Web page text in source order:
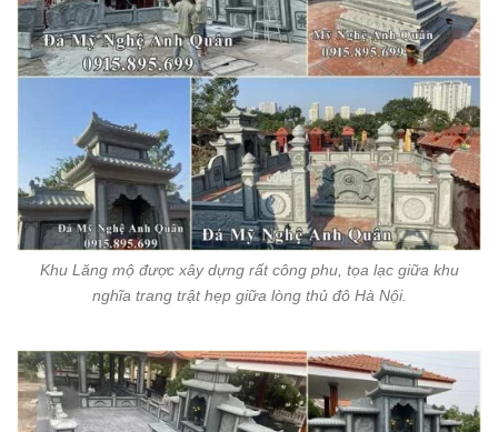
Khu Lăng mộ được xây dựng rất công phu, tọa lạc giữa khu
nghĩa trang trật hẹp giữa lòng thủ đô Hà Nội.